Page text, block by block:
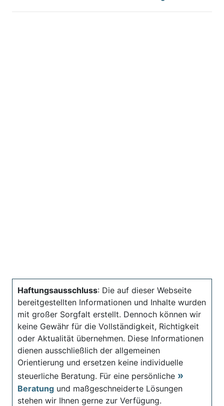
Haftungsausschluss: Die auf dieser Webseite
bereitgestellten Informationen und Inhalte wurden
mit großer Sorgfalt erstellt. Dennoch können wir
keine Gewähr für die Vollständigkeit, Richtigkeit
oder Aktualität übernehmen. Diese Informationen
dienen ausschließlich der allgemeinen
Orientierung und ersetzen keine individuelle
steuerliche Beratung. Für eine persönliche
Beratung und maßgeschneiderte Lösungen
stehen wir Ihnen gerne zur Verfügung.